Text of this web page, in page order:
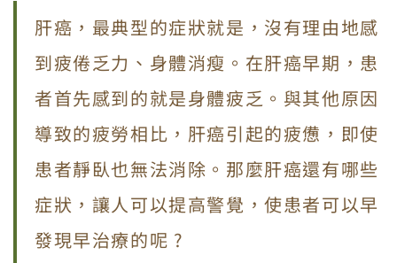
肝癌，最典型的症狀就是，沒有理由地感
到疲倦乏力、身體消瘦。在肝癌早期，患
者首先感到的就是身體疲乏。與其他原因
導致的疲勞相比，肝癌引起的疲憊，即使
患者靜臥也無法消除。那麼肝癌還有哪些
症狀，讓人可以提高警覺，使患者可以早
發現早治療的呢 ?